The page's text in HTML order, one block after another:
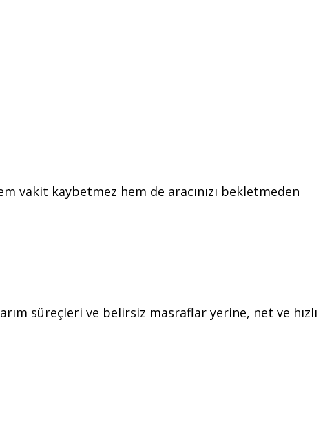
vakit kaybetmez hem de aracınızı bekletmeden
süreçleri ve belirsiz masraflar yerine, net ve hızlı